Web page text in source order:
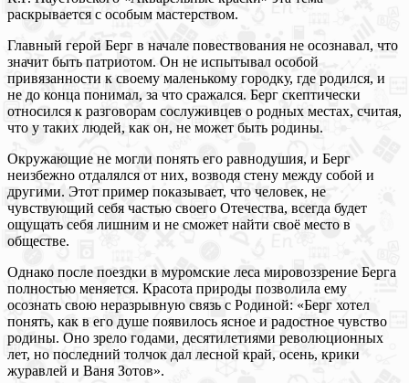
раскрывается с особым мастерством.
Главный герой Берг в начале повествования не осознавал, что
значит быть патриотом. Он не испытывал особой
привязанности к своему маленькому городку, где родился, и
не до конца понимал, за что сражался. Берг скептически
относился к разговорам сослуживцев о родных местах, считая,
что у таких людей, как он, не может быть родины.
Окружающие не могли понять его равнодушия, и Берг
неизбежно отдалялся от них, возводя стену между собой и
другими. Этот пример показывает, что человек, не
чувствующий себя частью своего Отечества, всегда будет
ощущать себя лишним и не сможет найти своё место в
обществе.
Однако после поездки в муромские леса мировоззрение Берга
полностью меняется. Красота природы позволила ему
осознать свою неразрывную связь с Родиной: «Берг хотел
понять, как в его душе появилось ясное и радостное чувство
родины. Оно зрело годами, десятилетиями революционных
лет, но последний толчок дал лесной край, осень, крики
журавлей и Ваня Зотов».